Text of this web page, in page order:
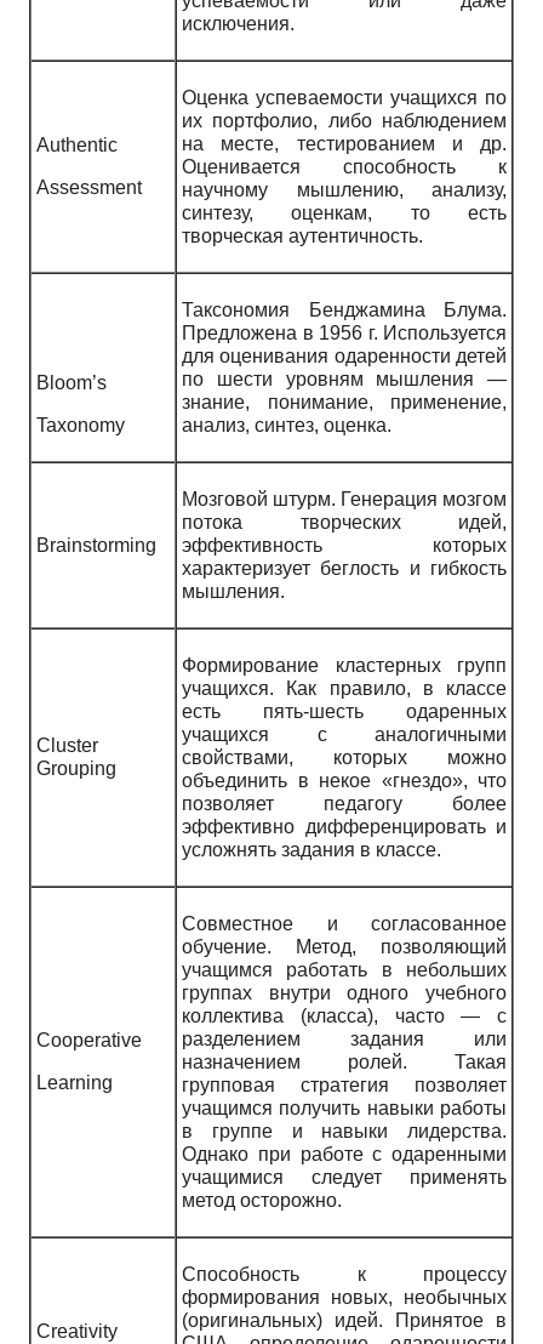
исключения.
Authentic
Assessment
Оценка успеваемости учащихся по
их портфолио, либо наблюдением
на месте, тестированием и др.
Оценивается способность к
научному мышлению, анализу,
синтезу, оценкам, то есть
творческая аутентичность.
Bloom’s
Taxonomy
Таксономия Бенджамина Блума.
Предложена в 1956 г. Используется
для оценивания одаренности детей
по шести уровням мышления —
знание, понимание, применение,
анализ, синтез, оценка.
Brainstorming
Мозговой штурм. Генерация мозгом
потока творческих идей,
эффективность которых
характеризует беглость и гибкость
мышления.
Cluster
Grouping
Формирование кластерных групп
учащихся. Как правило, в классе
есть пять-шесть одаренных
учащихся с аналогичными
свойствами, которых можно
объединить в некое «гнездо», что
позволяет педагогу более
эффективно дифференцировать и
усложнять задания в классе.
Cooperative
Learning
Совместное и согласованное
обучение. Метод, позволяющий
учащимся работать в небольших
группах внутри одного учебного
коллектива (класса), часто — с
разделением задания или
назначением ролей. Такая
групповая стратегия позволяет
учащимся получить навыки работы
в группе и навыки лидерства.
Однако при работе с одаренными
учащимися следует применять
метод осторожно.
Creativity
Способность к процессу
формирования новых, необычных
(оригинальных) идей. Принятое в